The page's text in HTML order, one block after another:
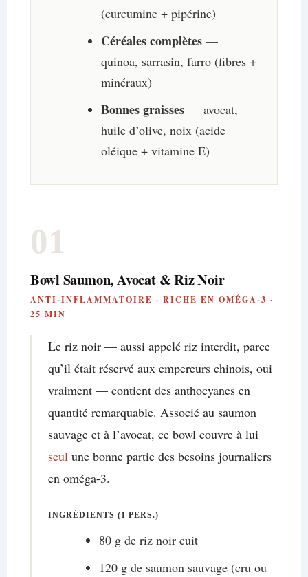
(curcumine + pipérine)
Céréales complètes—
quinoa, sarrasin, farro (fibres +
minéraux)
Bonnes graisses— avocat,
huile d’olive, noix (acide
oléique + vitamine E)
01
Bowl Saumon, Avocat & Riz Noir
ANTI-INFLAMMATOIRE · RICHE EN OMÉGA-3 ·
25 MIN
Le riz noir — aussi appelé riz interdit, parce
qu’il était réservé aux empereurs chinois, oui
vraiment — contient des anthocyanes en
quantité remarquable. Associé au saumon
sauvage et à l’avocat, ce bowl couvre à lui
seul une bonne partie des besoins journaliers
en oméga-3.
INGRÉDIENTS (1 PERS.)
80 g de riz noir cuit
120 g de saumon sauvage (cru ou